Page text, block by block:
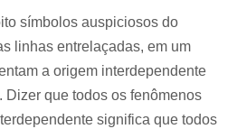
símbolos auspiciosos do
linhas entrelaçadas, em um
a origem interdependente
Dizer que todos os fenômenos
significa que todos